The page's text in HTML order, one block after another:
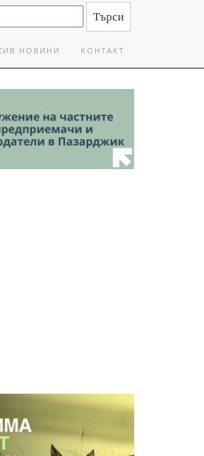
НОВИНИ КОНТАКТ